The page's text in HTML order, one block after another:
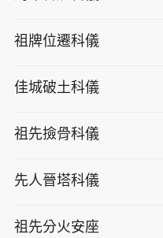
祖牌位遷科儀
佳城破土科儀
祖先撿骨科儀
先人晉塔科儀
祖先分火安座